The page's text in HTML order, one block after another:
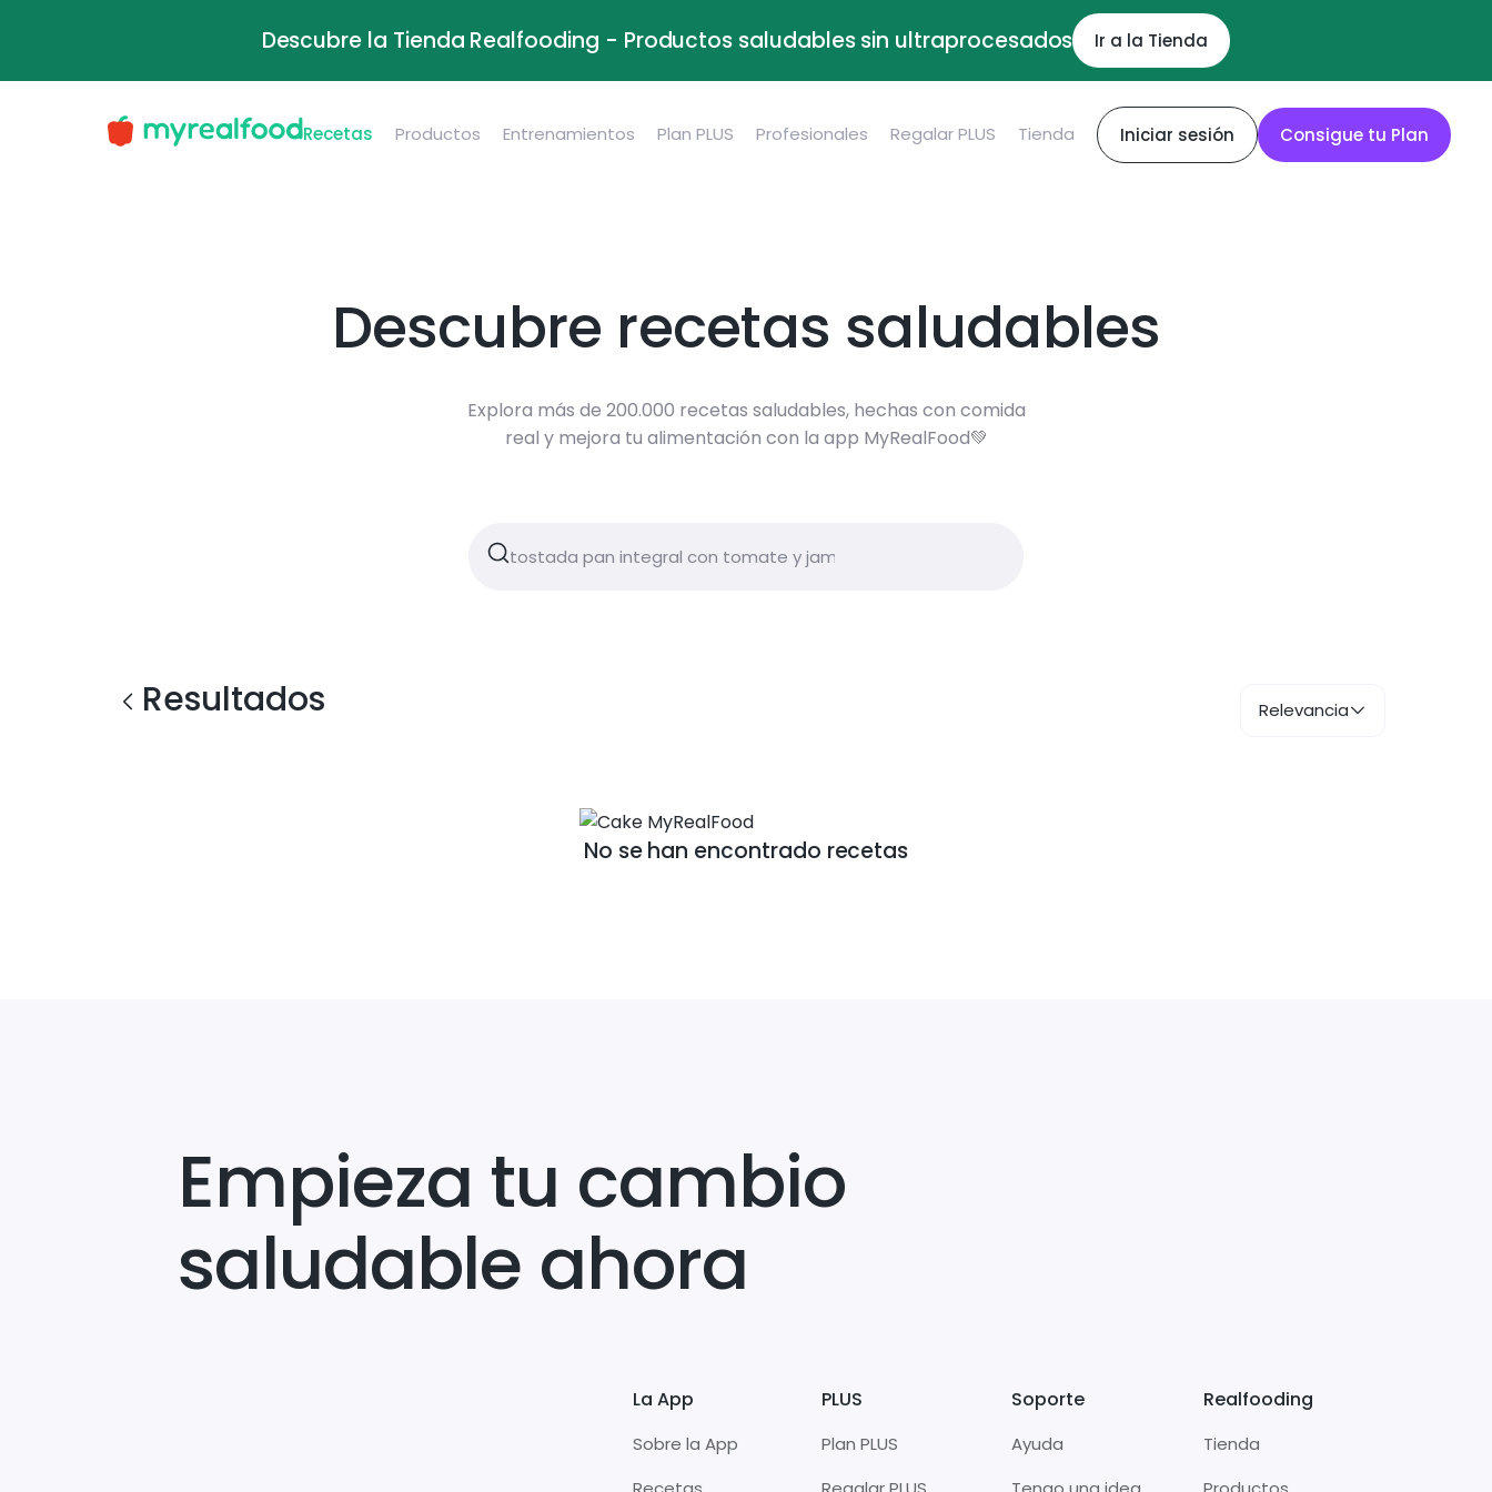
Descubre la Tienda Realfooding - Productos saludables sin ultraprocesados Ir a la Tienda
Recetas Productos Entrenamientos Plan PLUS Profesionales Regalar PLUS Tienda Iniciar sesión Consigue tu Plan
Descubre recetas saludables
Explora más de 200.000 recetas saludables, hechas con comida
real y mejora tu alimentación con la app MyRealFood💚
Resultados Relevancia
No se han encontrado recetas
Empieza tu cambio
saludable ahora
La App
Sobre la App
PLUS
Plan PLUS
Soporte
Ayuda
Realfooding
Tienda